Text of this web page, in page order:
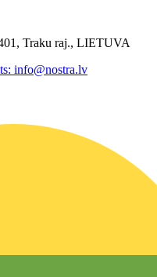
Traku raj., LIETUVA
info@nostra.lv